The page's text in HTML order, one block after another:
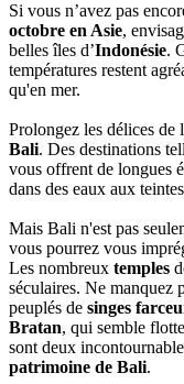
Si vous n’avez pas
octobre en Asie,
belles îles d’Indonésie.
températures restent
qu'en mer.
Prolongez les délices de
Bali. Des destinations
vous offrent de longues
dans des eaux aux
Mais Bali n'est pas
vous pourrez vous
Les nombreux temples
séculaires. Ne manquez
peuplés de singes
Bratan, qui semble
sont deux
patrimoine de Bali.